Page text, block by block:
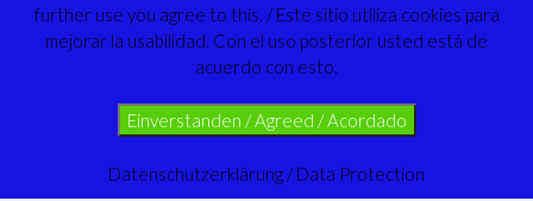
further use you agree to this. / Este sitio utiliza cookies para
mejorar la usabilidad. Con el uso posterior usted está de
acuerdo con esto.
Einverstanden / Agreed / Acordado
Datenschutzerklärung / Data Protection